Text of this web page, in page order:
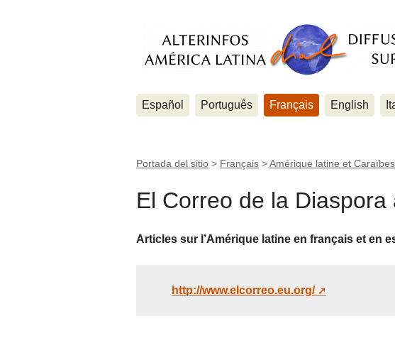
Español Português Français English
Portada del sitio > Français >Amérique latine et Caraïbes
El Correo de la
Articles sur l’Amérique latine en français et en
http://www.elcorreo.eu.org/